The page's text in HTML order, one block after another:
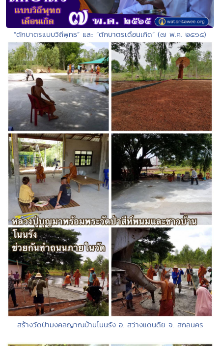
“ตักบาตรแบบวิถีพุทธ” และ “ตักบาตรเดือนเกิด” (๗ พ.ค. ๒๕๖๕)
สร้างวัดป่ามงคลญาณบ้านโนนรัง อ. สว่างแดนดิย จ. สกลนคร